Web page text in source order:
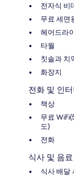
전자식 비
무료 세면
헤어드라
타월
칫솔과 치
화장지
전화 및 인터
책상
무료
도)
전화
식사 및 음료
식사 배달